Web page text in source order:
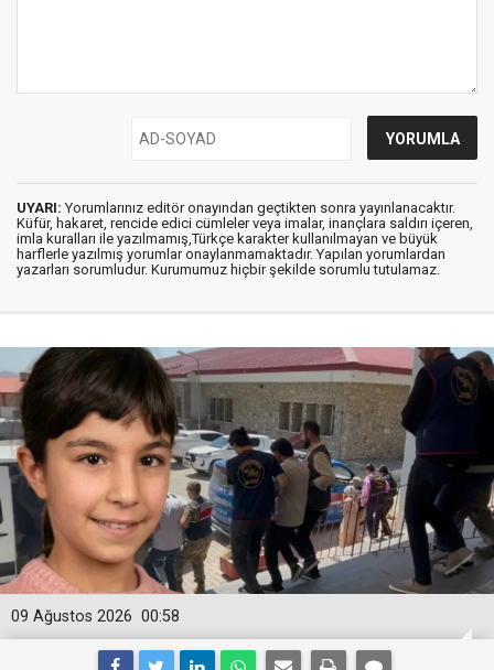
UYARI: Yorumlarınız editör onayından geçtikten sonra yayınlanacaktır.
Küfür, hakaret, rencide edici cümleler veya imalar, inançlara saldırı içeren,
imla kuralları ile yazılmamış,Türkçe karakter kullanılmayan ve büyük
harflerle yazılmış yorumlar onaylanmamaktadır. Yapılan yorumlardan
yazarları sorumludur. Kurumumuz hiçbir şekilde sorumlu tutulamaz.
00:58
09 Ağustos 2026